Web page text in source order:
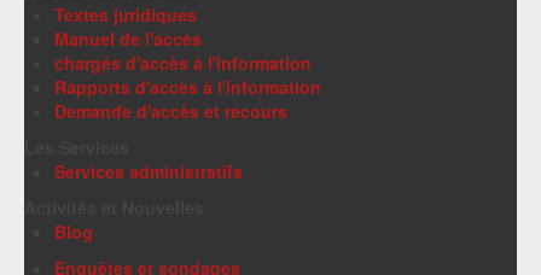
Textes juridiques
Manuel de l'accès
chargés d'accès à l'information
Rapports d'accès à l'information
Demande d'accès et recours
Services administratifs
Blog
Enquêtes et sondages